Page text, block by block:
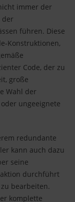
immer der
der
führen. Diese
Konstruktionen,
Code, der zu
große
Wahl der
ungeeignete
redundante
kann auch dazu
seine
durchführt
bearbeiten.
komplette